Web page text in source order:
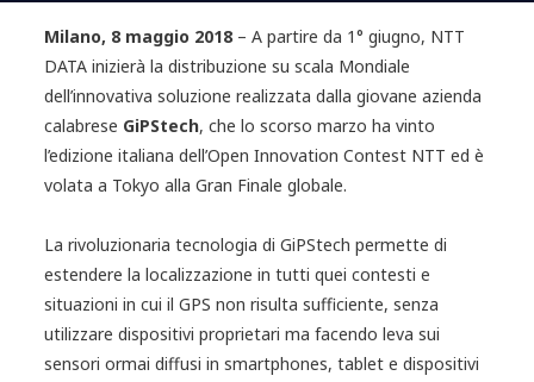
Milano, 8 maggio 2018 – A partire da 1° giugno, NTT
DATA inizierà la distribuzione su scala Mondiale
dell’innovativa soluzione realizzata dalla giovane azienda
calabrese GiPStech, che lo scorso marzo ha vinto
l’edizione italiana dell’Open Innovation Contest NTT ed è
volata a Tokyo alla Gran Finale globale.
La rivoluzionaria tecnologia di GiPStech permette di
estendere la localizzazione in tutti quei contesti e
situazioni in cui il GPS non risulta sufficiente, senza
utilizzare dispositivi proprietari ma facendo leva sui
sensori ormai diffusi in smartphones, tablet e dispositivi